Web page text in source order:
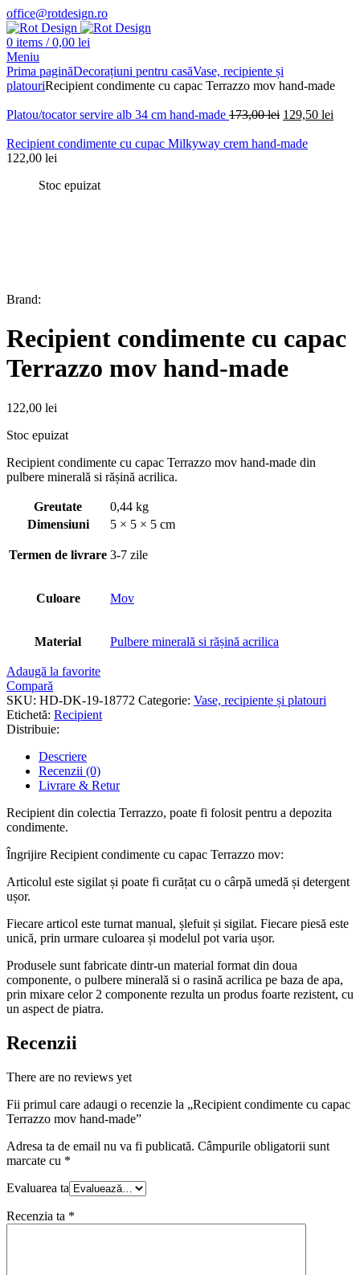
office@rotdesign.ro
0 items / 0,00 lei
Meniu
Prima paginăDecorațiuni pentru casăVase, recipiente și
platouriRecipient condimente cu capac Terrazzo mov hand-made
Platou/tocator servire alb 34 cm hand-made 173,00lei Prețul
a
129,50 lei
Recipient condimente cu cupac Milkyway crem hand-made
122,00 lei
Stoc epuizat
Brand:
Recipient condimente cu capac
Terrazzo mov hand-made
122,00 lei
Stoc epuizat
Recipient condimente cu capac Terrazzo mov hand-made din
pulbere minerală si rășină acrilica.
Greutate
0,44 kg
Dimensiuni
5 × 5 × 5 cm
Termen de livrare 3-7 zile
Culoare Mov
Material Pulbere minerală si rășină acrilica
Adaugă la favorite
Compară
SKU: HD-DK-19-18772 Categorie: Vase, recipiente și platouri
Etichetă: Recipient
Distribuie:
Descriere
Recenzii (0)
Livrare & Retur
Recipient din colectia Terrazzo, poate fi folosit pentru a depozita
condimente.
Îngrijire Recipient condimente cu capac Terrazzo mov:
Articolul este sigilat și poate fi curățat cu o cârpă umedă și detergent
ușor.
Fiecare articol este turnat manual, șlefuit și sigilat. Fiecare piesă este
unică, prin urmare culoarea și modelul pot varia ușor.
Produsele sunt fabricate dintr-un material format din doua
componente, o pulbere minerală si o rasină acrilica pe baza de apa,
prin mixare celor 2 componente rezulta un produs foarte rezistent, cu
un aspect de piatra.
Recenzii
There are no reviews yet
Fii primul care adaugi o recenzie la „Recipient condimente cu capac
Terrazzo mov hand-made”
Adresa ta de email nu va fi publicată. Câmpurile obligatorii sunt
marcate cu *
Evaluarea ta
Recenzia ta *